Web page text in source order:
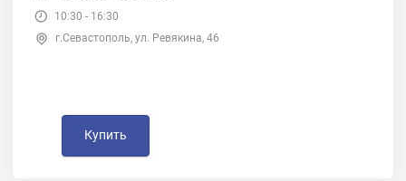
10:30 - 16:30
г.Севастополь, ул. Ревякина, 46
Купить